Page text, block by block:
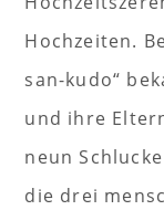
Hochzeiten.
san-kudo“
und ihre
neun
die drei